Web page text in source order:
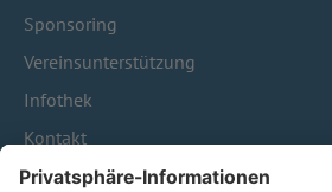
Sponsoring
Vereinsunterstützung
Infothek
Kontakt